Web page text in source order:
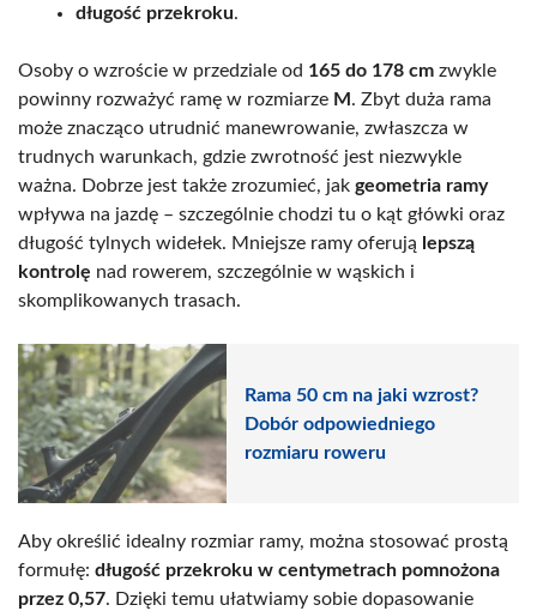
długość przekroku.
Osoby o wzroście w przedziale od 165 do 178 cm zwykle
powinny rozważyć ramę w rozmiarze M . Zbyt duża rama
może znacząco utrudnić manewrowanie, zwłaszcza w
trudnych warunkach, gdzie zwrotność jest niezwykle
ważna. Dobrze jest także zrozumieć, jak geometria ramy
wpływa na jazdę – szczególnie chodzi tu o kąt główki oraz
długość tylnych widełek. Mniejsze ramy oferują lepszą
kontrolę nad rowerem, szczególnie w wąskich i
skomplikowanych trasach.
Rama 50 cm na jaki wzrost?
Dobór odpowiedniego
rozmiaru roweru
Aby określić idealny rozmiar ramy, można stosować prostą
formułę: długość przekroku w centymetrach pomnożona
przez 0,57. Dzięki temu ułatwiamy sobie dopasowanie